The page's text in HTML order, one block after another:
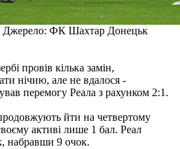
/ Джерело: ФК Шахтар Донецьк
провів кілька замін,
нічию, але не вдалося -
перемогу Реала з рахунком 2:1.
йти на четвертому
активі лише 1 бал. Реал
набравши 9 очок.